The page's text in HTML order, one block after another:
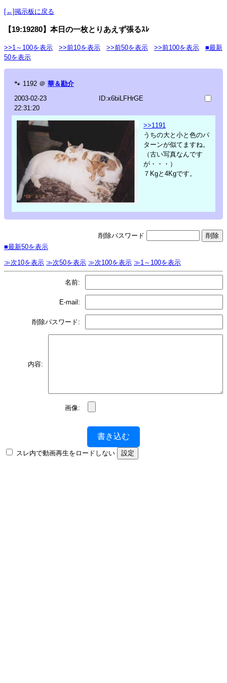
[←]掲示板に戻る
【19:19280】本日の一枚とりあえず張るｽﾚ
>>1～100を表示 >>前10を表示 >>前50を表示 >>前100を表示
■最新
50を表示
🐾 1192 ＠ 華＆勘介
2003-02-23
22:31:20
ID:x6biLFHrGE
>>1191
うちの大と小と色のパ
ターンが似てますね。
（古い写真なんです
が・・・）
７Kgと4Kgです。
削除パスワード
■最新50を表示
≫次10を表示 ≫次50を表示 ≫次100を表示 ≫1～100を表示
名前:
E-mail:
削除パスワード:
内容:
画像:
書き込む
スレ内で動画再生をロードしない